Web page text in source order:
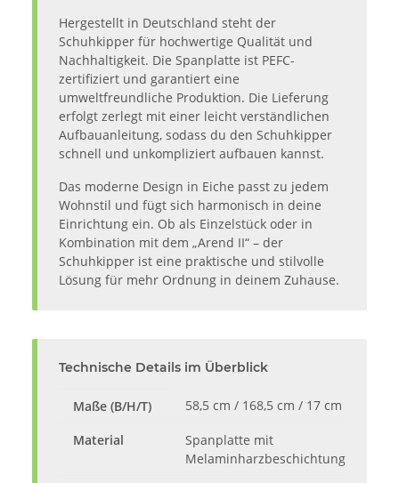
Hergestellt in Deutschland steht der
Schuhkipper für hochwertige Qualität und
Nachhaltigkeit. Die Spanplatte ist PEFC-
zertifiziert und garantiert eine
umweltfreundliche Produktion. Die Lieferung
erfolgt zerlegt mit einer leicht verständlichen
Aufbauanleitung, sodass du den Schuhkipper
schnell und unkompliziert aufbauen kannst.
Das moderne Design in Eiche passt zu jedem
Wohnstil und fügt sich harmonisch in deine
Einrichtung ein. Ob als Einzelstück oder in
Kombination mit dem „Arend II“ – der
Schuhkipper ist eine praktische und stilvolle
Lösung für mehr Ordnung in deinem Zuhause.
Technische Details im Überblick
Maße (B/H/T) 58,5 cm / 168,5 cm / 17 cm
Material
Spanplatte mit
Melaminharzbeschichtung